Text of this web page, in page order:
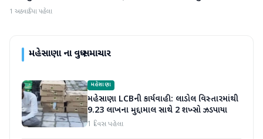
1 અઠવાડિયા પહેલા
મહેસાણાના વધુ સમાચાર
મહેસાણા
મહેસાણા LCBની કાર્યવાહી: લાડોલ વિસ્તારમાંથી
9.23 લાખના મુદ્દામાલ સાથે 2 શખ્સો ઝડપાયા
1 દિવસ પહેલા